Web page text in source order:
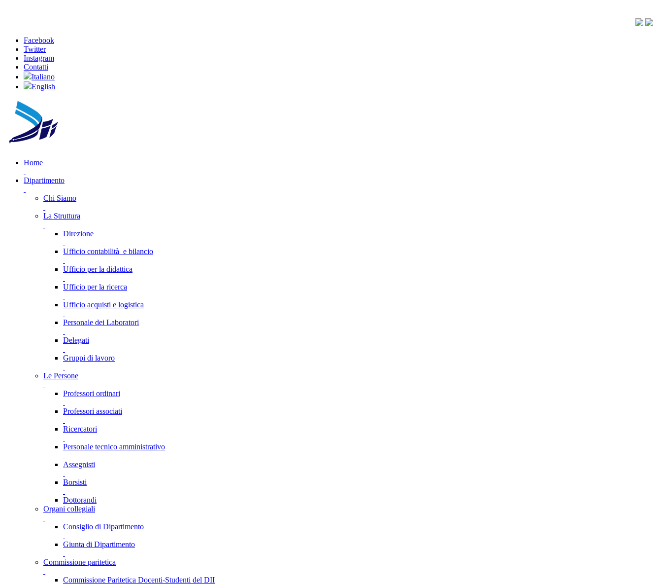
Facebook
Twitter
Instagram
Contatti
Italiano
English
Home
Dipartimento
Chi Siamo
La Struttura
Direzione
Ufficio contabilità e bilancio
Ufficio per la didattica
Ufficio per la ricerca
Ufficio acquisti e logistica
Personale dei Laboratori
Delegati
Gruppi di lavoro
Le Persone
Professori ordinari
Professori associati
Ricercatori
Personale tecnico amministrativo
Assegnisti
Borsisti
Dottorandi
Organi collegiali
Consiglio di Dipartimento
Giunta di Dipartimento
Commissione paritetica
Commissione Paritetica Docenti-Studenti del DII